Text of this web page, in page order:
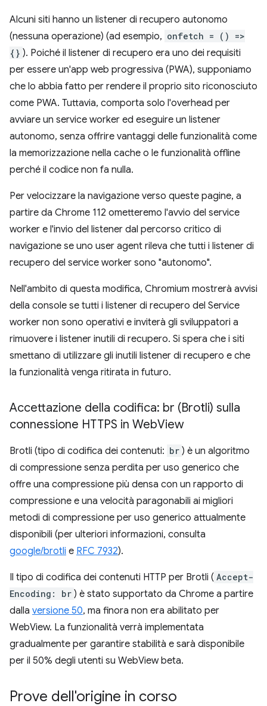
Alcuni siti hanno un listener di recupero autonomo
(nessuna operazione) (ad esempio, onfetch = () =>
{} ). Poiché il listener di recupero era uno dei requisiti
per essere un'app web progressiva (PWA), supponiamo
che lo abbia fatto per rendere il proprio sito riconosciuto
come PWA. Tuttavia, comporta solo l'overhead per
avviare un service worker ed eseguire un listener
autonomo, senza offrire vantaggi delle funzionalità come
la memorizzazione nella cache o le funzionalità offline
perché il codice non fa nulla.
Per velocizzare la navigazione verso queste pagine, a
partire da Chrome 112 ometteremo l'avvio del service
worker e l'invio del listener dal percorso critico di
navigazione se uno user agent rileva che tutti i listener di
recupero del service worker sono "autonomo".
Nell'ambito di questa modifica, Chromium mostrerà avvisi
della console se tutti i listener di recupero del Service
worker non sono operativi e inviterà gli sviluppatori a
rimuovere i listener inutili di recupero. Si spera che i siti
smettano di utilizzare gli inutili listener di recupero e che
la funzionalità venga ritirata in futuro.
Accettazione della codifica: br (Brotli) sulla
connessione HTTPS in WebView
Brotli (tipo di codifica dei contenuti: br ) è un algoritmo
di compressione senza perdita per uso generico che
offre una compressione più densa con un rapporto di
compressione e una velocità paragonabili ai migliori
metodi di compressione per uso generico attualmente
disponibili (per ulteriori informazioni, consulta
google/brotli e RFC 7932).
Il tipo di codifica dei contenuti HTTP per Brotli ( Accept-
Encoding: br ) è stato supportato da Chrome a partire
dalla versione 50, ma finora non era abilitato per
WebView. La funzionalità verrà implementata
gradualmente per garantire stabilità e sarà disponibile
per il 50% degli utenti su WebView beta.
Prove dell'origine in corso